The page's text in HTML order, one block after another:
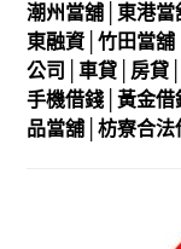
潮州當舖 │東港當
東融資│竹田當舖
公司
│車貸 房貸
手機借錢 │黃金借
品當舖 │枋寮合法